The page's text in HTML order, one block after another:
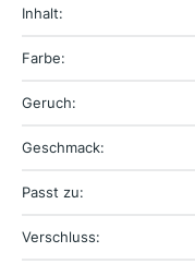
Inhalt:
Farbe:
Geruch:
Geschmack:
Passt zu:
Verschluss: